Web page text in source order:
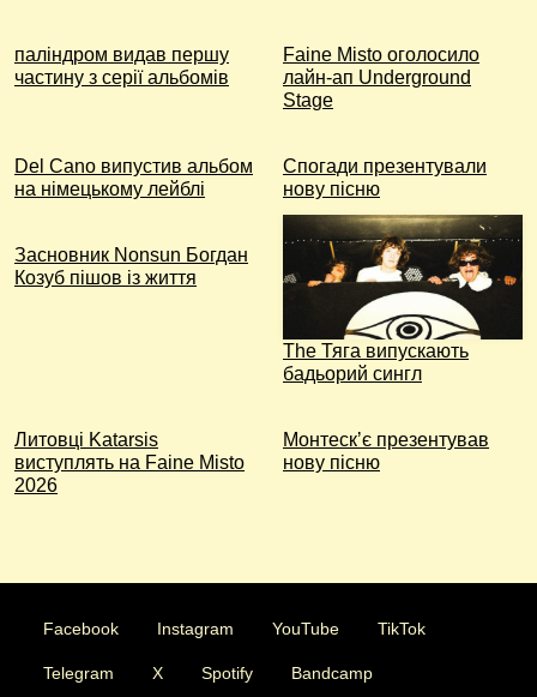
паліндром видав першу
частину з серії альбомів
Faine Misto оголосило
лайн-ап Underground
Stage
Del Cano випустив альбом
на німецькому лейблі
Спогади презентували
нову пісню
Засновник Nonsun Богдан
Козуб пішов із життя
The Тяга випускають
бадьорий сингл
Литовці Katarsis
виступлять на Faine Misto
2026
Монтескʼє презентував
нову пісню
Facebook Instagram YouTube TikTok
Telegram X Spotify Bandcamp